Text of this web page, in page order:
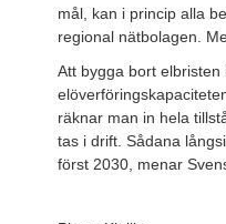
mål, kan i princip alla
regional nätbolagen.
Att bygga bort
räknar man in hela
tas i drift. Sådana
först 2030, menar